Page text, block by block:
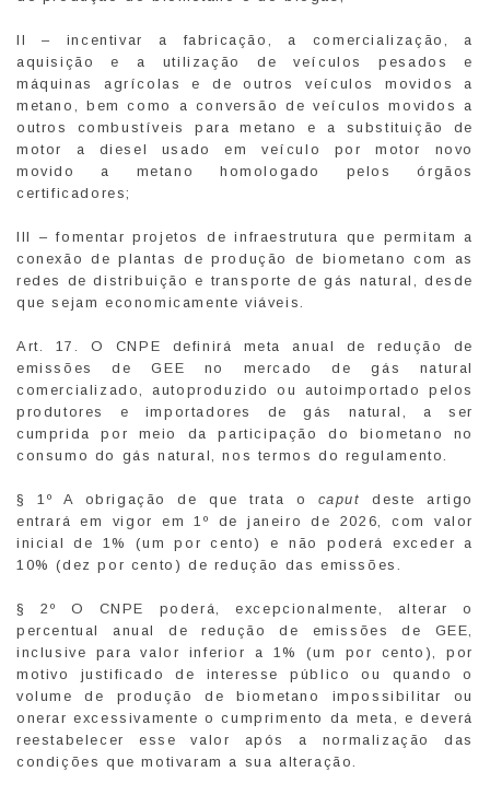
II – incentivar a fabricação, a comercialização, a
aquisição e a utilização de veículos pesados e
máquinas agrícolas e de outros veículos movidos a
metano, bem como a conversão de veículos movidos a
outros combustíveis para metano e a substituição de
motor a diesel usado em veículo por motor novo
movido a metano homologado pelos órgãos
certificadores;
III – fomentar projetos de infraestrutura que permitam a
conexão de plantas de produção de biometano com as
redes de distribuição e transporte de gás natural, desde
que sejam economicamente viáveis.
Art. 17. O CNPE definirá meta anual de redução de
emissões de GEE no mercado de gás natural
comercializado, autoproduzido ou autoimportado pelos
produtores e importadores de gás natural, a ser
cumprida por meio da participação do biometano no
consumo do gás natural, nos termos do regulamento.
§ 1º A obrigação de que trata o caput
deste artigo
entrará em vigor em 1º de janeiro de 2026, com valor
inicial de 1% (um por cento) e não poderá exceder a
10% (dez por cento) de redução das emissões.
§ 2º O CNPE poderá, excepcionalmente, alterar o
percentual anual de redução de emissões de GEE,
inclusive para valor inferior a 1% (um por cento), por
motivo justificado de interesse público ou quando o
volume de produção de biometano impossibilitar ou
onerar excessivamente o cumprimento da meta, e deverá
reestabelecer esse valor após a normalização das
condições que motivaram a sua alteração.